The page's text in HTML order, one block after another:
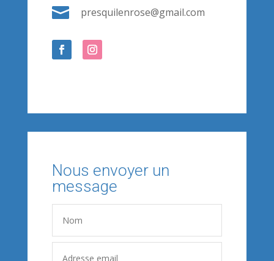
 presquilenrose@gmail.com
Nous envoyer un
message